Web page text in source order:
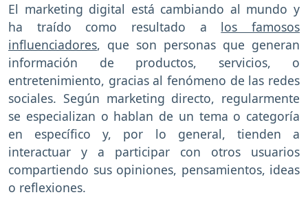
El marketing digital está cambiando al mundo y
ha traído como resultado a los famosos
influenciadores, que son personas que generan
información de productos, servicios, o
entretenimiento, gracias al fenómeno de las redes
sociales. Según marketing directo, regularmente
se especializan o hablan de un tema o categoría
en específico y, por lo general, tienden a
interactuar y a participar con otros usuarios
compartiendo sus opiniones, pensamientos, ideas
o reflexiones.